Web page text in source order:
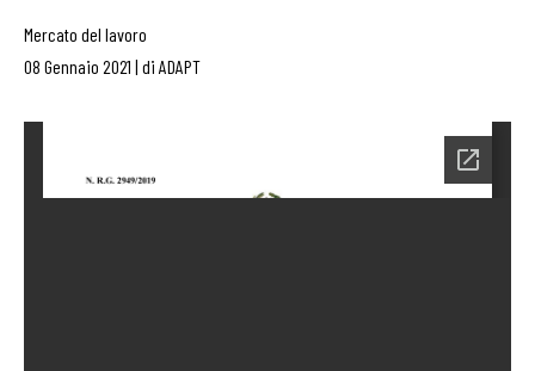
Mercato del lavoro
08 Gennaio 2021 | di ADAPT